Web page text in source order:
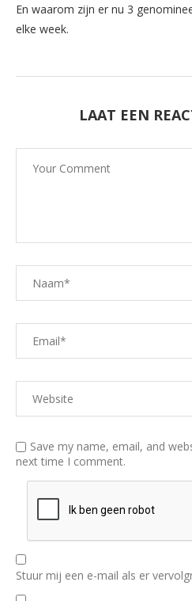
En waarom zijn er nu 3
elke week.
LAAT EEN
Save my name, email, and
next time I comment.
Stuur mij een e-mail als er